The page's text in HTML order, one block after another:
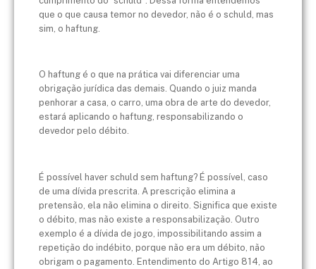
que o que causa temor no devedor, não é o schuld, mas
sim, o haftung.
O haftung é o que na prática vai diferenciar uma
obrigação jurídica das demais. Quando o juiz manda
penhorar a casa, o carro, uma obra de arte do devedor,
estará aplicando o haftung, responsabilizando o
devedor pelo débito.
É possível haver schuld sem haftung? É possível, caso
de uma dívida prescrita. A prescrição elimina a
pretensão, ela não elimina o direito. Significa que existe
o débito, mas não existe a responsabilização. Outro
exemplo é a dívida de jogo, impossibilitando assim a
repetição do indébito, porque não era um débito, não
obrigam o pagamento. Entendimento do Artigo 814, ao